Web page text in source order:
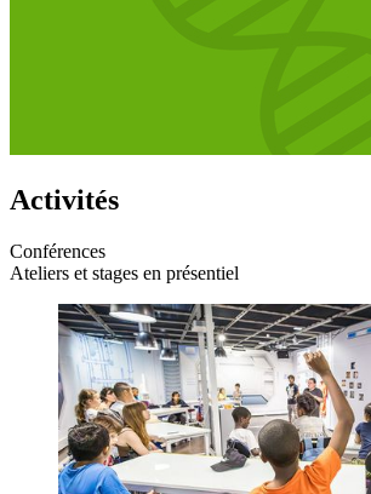
Activités
Conférences
Ateliers et stages en présentiel